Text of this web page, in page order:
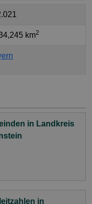
km2
in Landkreis
in